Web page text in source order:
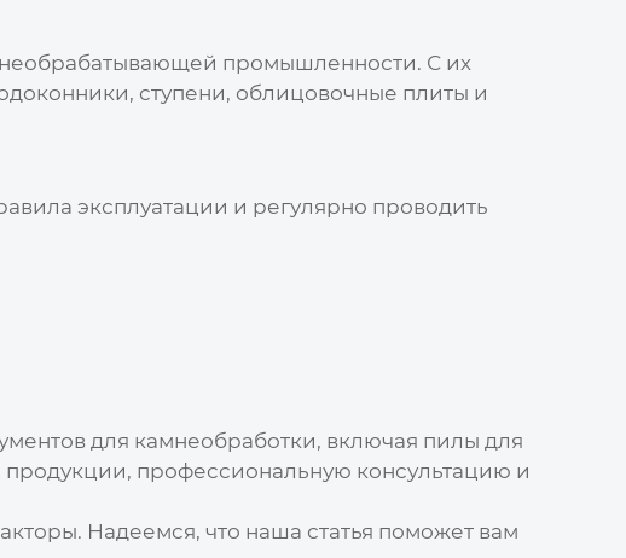
промышленности. С их
ступени, облицовочные плиты и
эксплуатации и регулярно проводить
для камнеобработки, включая пилы для
профессиональную консультацию и
Надеемся, что наша статья поможет вам